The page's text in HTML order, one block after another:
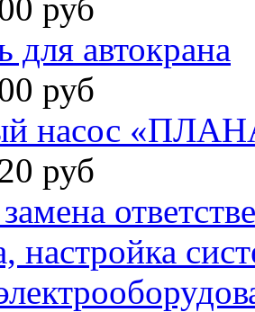
руб
автокрана
руб
насос
руб
настройка